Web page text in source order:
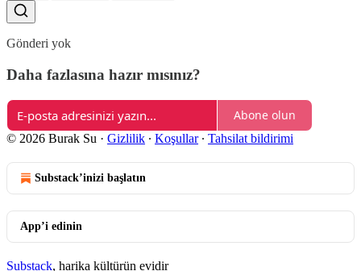
Gönderi yok
Daha fazlasına hazır mısınız?
Abone olun
© 2026 Burak Su · Gizlilik ∙ Koşullar∙ Tahsilat bildirimi
Substack’inizi başlatın
App’i edinin
Substack, harika kültürün evidir